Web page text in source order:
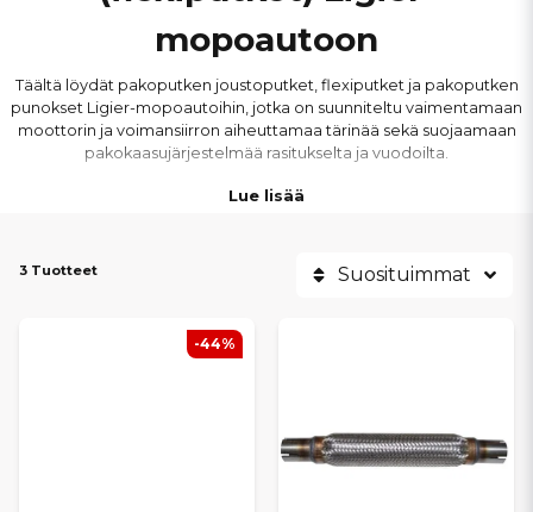
mopoautoon
Täältä löydät pakoputken joustoputket, flexiputket ja pakoputken
punokset Ligier-mopoautoihin, jotka on suunniteltu vaimentamaan
moottorin ja voimansiirron aiheuttamaa tärinää sekä suojaamaan
pakokaasujärjestelmää rasitukselta ja vuodoilta.
Laadukas joustoputki parantaa ajomukavuutta, vähentää melua ja
kestävät lämpöä, liikettä ja päivittäistä käyttöä.
Too, Nova ja Ambra. Olipa kyse kuluneen flexiputken vaihdosta tai
pakoputkiston korjauksesta, löydät meiltä oikeat pakoputken
Lue lisää
3 Tuotteet Suosituimmat
-44%